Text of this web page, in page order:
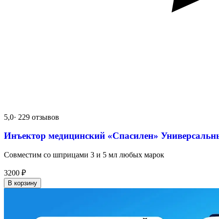
5,0· 229 отзывов
Инъектор медицинский «Спасилен»
Совместим со шприцами 3 и 5 мл любых марок
3200 ₽
В корзину